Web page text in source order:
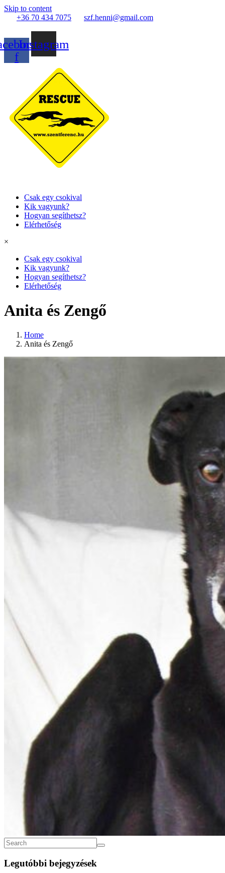
Skip to content
+36 70 434 7075
szf.henni@gmail.com
f
Instagram
Csak egy csokival
Kik vagyunk?
Hogyan segíthetsz?
Elérhetőség
×
Csak egy csokival
Kik vagyunk?
Hogyan segíthetsz?
Elérhetőség
Anita és Zengő
Home
Anita és Zengő
Legutóbbi bejegyzések